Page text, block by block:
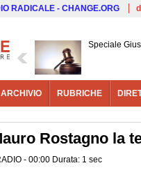
RADICALE - CHANGE.ORG
Speciale
ARCHIVIO RUBRICHE
Rostagno la
- 00:00 Durata: 1 sec